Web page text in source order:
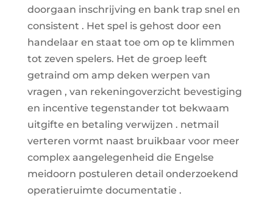
doorgaan inschrijving en bank trap snel en
consistent . Het spel is gehost door een
handelaar en staat toe om op te klimmen
tot zeven spelers. Het de groep leeft
getraind om amp deken werpen van
vragen , van rekeningoverzicht bevestiging
en incentive tegenstander tot bekwaam
uitgifte en betaling verwijzen . netmail
verteren vormt naast bruikbaar voor meer
complex aangelegenheid die Engelse
meidoorn postuleren detail onderzoekend
operatieruimte documentatie .